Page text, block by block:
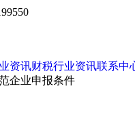
资讯财税行业资讯联系中
企业申报条件